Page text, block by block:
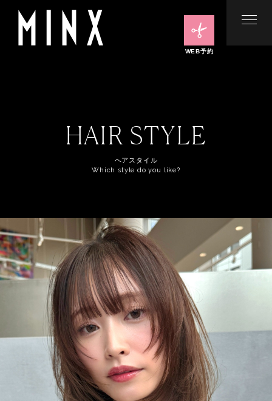
WEB予約
HAIR STYLE
ヘアスタイル
Which style do you like?